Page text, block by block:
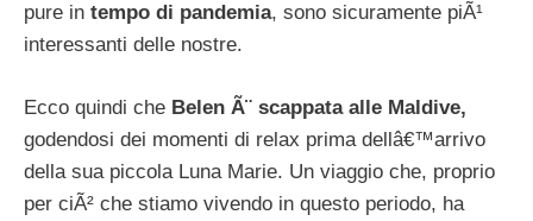
pure in tempo di pandemia, sono sicuramente piÃ¹
interessanti delle nostre.
Ecco quindi che Belen Ã¨ scappata alle Maldive,
godendosi dei momenti di relax prima dellâ€™arrivo
della sua piccola Luna Marie. Un viaggio che, proprio
per ciÃ² che stiamo vivendo in questo periodo, ha